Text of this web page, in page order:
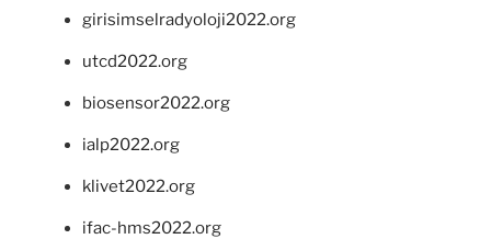
girisimselradyoloji2022.org
utcd2022.org
biosensor2022.org
ialp2022.org
klivet2022.org
ifac-hms2022.org